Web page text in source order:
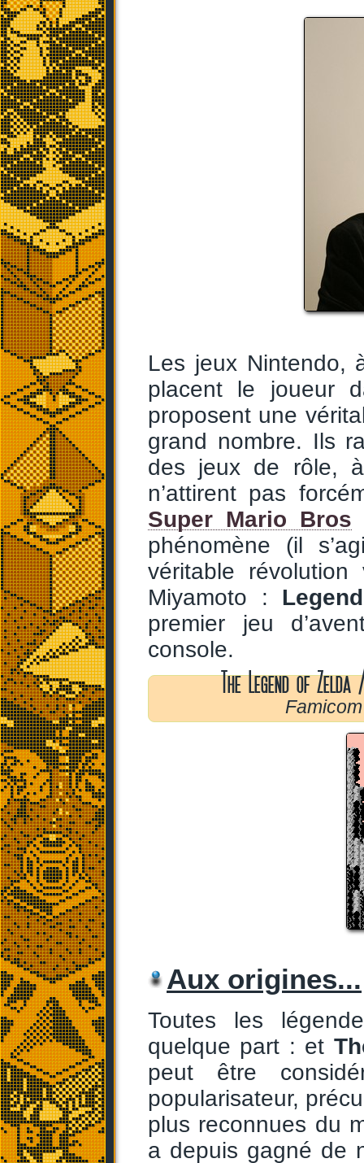
Les jeux Nintendo,
placent le joueur
proposent une
grand nombre. Ils
des jeux de rôle,
n’attirent pas
Super Mario Bros
phénomène (il
véritable
Miyamoto :
premier jeu
console.
The Legend of
Aux origines...
Toutes les
quelque part : et
peut être
popularisateur,
plus reconnues du
a depuis gagné de